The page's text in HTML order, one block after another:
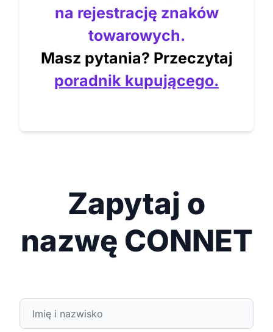
na rejestrację znaków
towarowych.
Masz pytania? Przeczytaj
poradnik kupującego.
Zapytaj o
nazwę CONNET